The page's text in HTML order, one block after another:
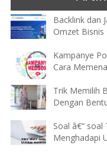
Backlink dan
Omzet Bisnis
Kampanye
Cara
Trik Memilih
Dengan
Soal â€“
Menghadapi